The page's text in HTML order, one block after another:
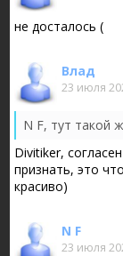
не досталось (
Влад
23 июля
Divitiker,
признать, это
красиво)
N F
23 июля